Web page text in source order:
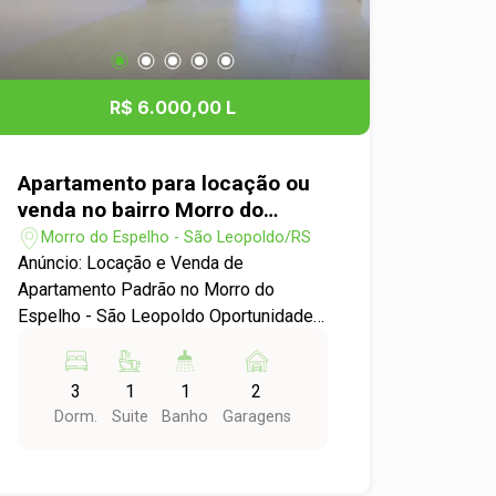
R$ 6.000,00 L
Apartamento para locação ou
venda no bairro Morro do
Espelho em São Leopoldo!
Morro do Espelho - São Leopoldo/RS
Anúncio: Locação e Venda de
Apartamento Padrão no Morro do
Espelho - São Leopoldo Oportunidade
conforto e qualidade de vida!
Apresentamos um excelente
apartamento disponível para locação e
3
Dorm.
1
Suite
1
Banho
2
Garagens